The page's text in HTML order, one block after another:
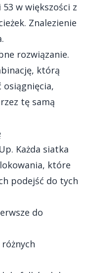
w większości z
Znalezienie
rozwiązanie.
którą
osiągnięcia,
tę samą
Każda siatka
które
podejść do tych
do